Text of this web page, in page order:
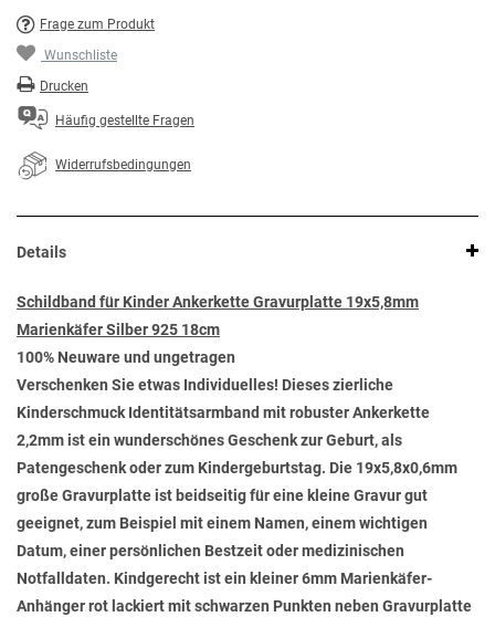
Frage zum Produkt
Wunschliste
Drucken
Häufig gestellte Fragen
Widerrufsbedingungen
Details
Schildband für Kinder Ankerkette Gravurplatte 19x5,8mm
Marienkäfer Silber 925 18cm
100% Neuware und ungetragen
Verschenken Sie etwas Individuelles! Dieses zierliche
Kinderschmuck Identitätsarmband mit robuster Ankerkette
2,2mm ist ein wunderschönes Geschenk zur Geburt, als
Patengeschenk oder zum Kindergeburtstag. Die 19x5,8x0,6mm
große Gravurplatte ist beidseitig für eine kleine Gravur gut
geeignet, zum Beispiel mit einem Namen, einem wichtigen
Datum, einer persönlichen Bestzeit oder medizinischen
Notfalldaten. Kindgerecht ist ein kleiner 6mm Marienkäfer-
Anhänger rot lackiert mit schwarzen Punkten neben Gravurplatte